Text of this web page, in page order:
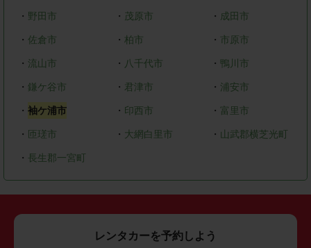
・ 野田市 ・ 茂原市 ・ 成田市
・ 佐倉市 ・ 柏市 ・ 市原市
・ 流山市 ・ 八千代市 ・ 鴨川市
・ 鎌ケ谷市 ・ 君津市 ・ 浦安市
・ 袖ケ浦市 ・ 印西市 ・ 富里市
・ 匝瑳市 ・ 大網白里市 ・ 山武郡横芝光町
・ 長生郡一宮町
レンタカーを予約しよう